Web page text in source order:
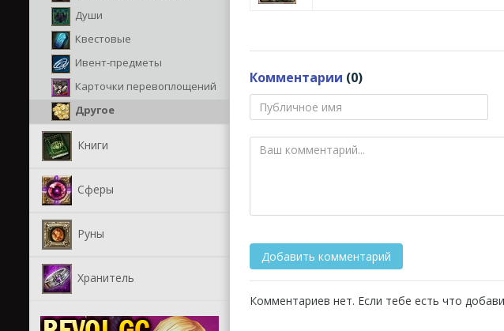
Души
Квестовые
Ивент-предметы
Карточки перевоплощений
Другое
Книги
Сферы
Руны
Хранитель
Комментарии (0)
Комментариев нет. Если тебе есть что